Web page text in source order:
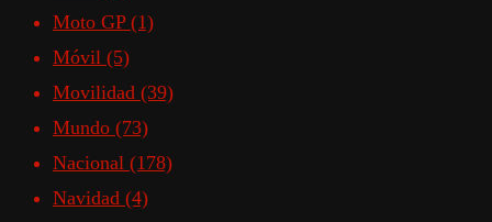
Moto GP (1)
Móvil (5)
Movilidad (39)
Mundo (73)
Nacional (178)
Navidad (4)